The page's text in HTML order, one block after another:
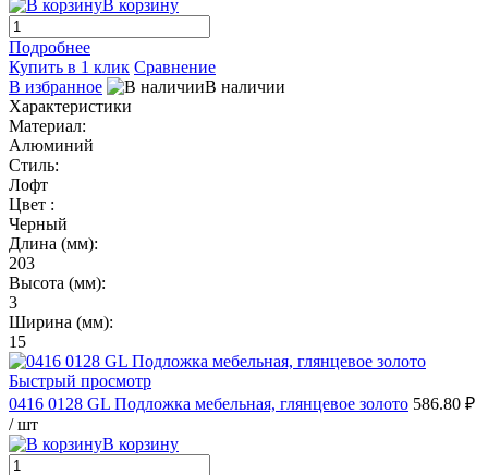
В корзину
Подробнее
Купить в 1 клик Сравнение
В избранное
В наличии
Характеристики
Материал:
Алюминий
Стиль:
Лофт
Цвет :
Черный
Длина (мм):
203
Высота (мм):
3
Ширина (мм):
15
Быстрый просмотр
0416 0128 GL Подложка мебельная, глянцевое золото 586.80 ₽
/ шт
В корзину